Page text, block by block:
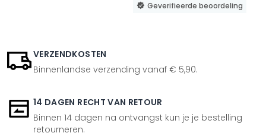
Geverifieerde beoordeling
VERZENDKOSTEN
Binnenlandse verzending vanaf € 5,90.
14 DAGEN RECHT VAN RETOUR
Binnen 14 dagen na ontvangst kun je je bestelling
retourneren.